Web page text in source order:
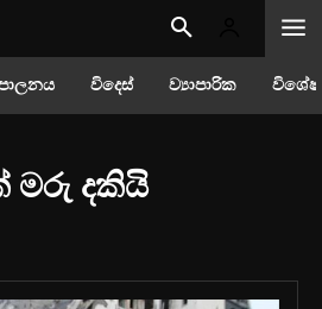
විදෙස් ව්‍යාපාරික
මරු දකියි